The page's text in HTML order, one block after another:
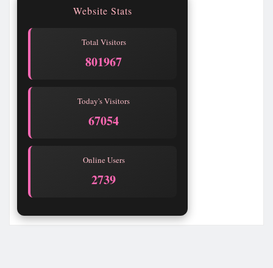
Website Stats
Total Visitors
801967
Today's Visitors
67054
Online Users
2735